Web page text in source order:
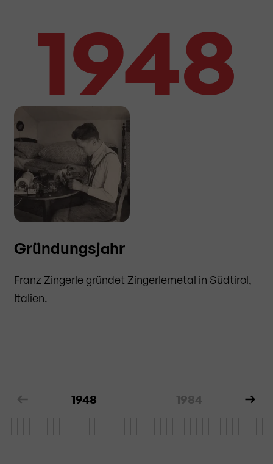
1948
Gründungsjahr
Franz Zingerle gründet Zingerlemetal in Südtirol,
Italien.
1948 1984